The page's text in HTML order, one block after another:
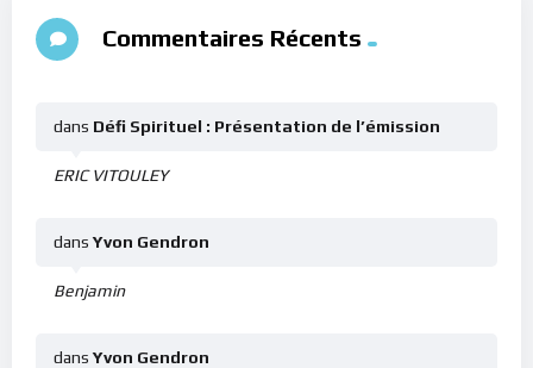
Commentaires Récents
ERIC VITOULEY
dans Défi Spirituel : Présentation de l’émission
Benjamin
dans Yvon Gendron
dans Yvon Gendron